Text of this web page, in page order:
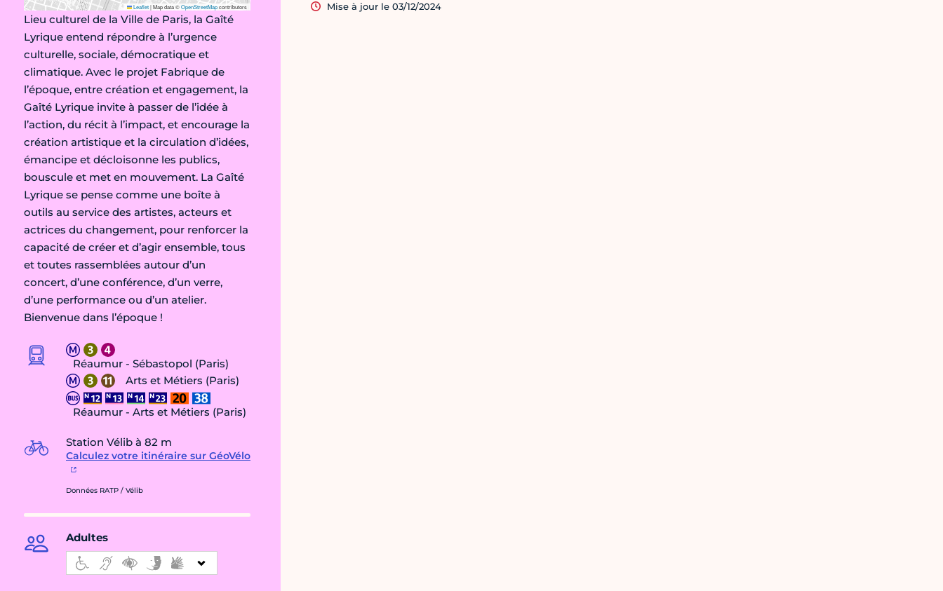
Leaflet|Map data ©OpenStreetMapcontributors
Lieu culturel de la Ville de Paris, la Gaîté
Lyrique entend répondre à l’urgence
culturelle, sociale, démocratique et
climatique. Avec le projet Fabrique de
l’époque, entre création et engagement, la
Gaîté Lyrique invite à passer de l’idée à
l’action, du récit à l’impact, et encourage la
création artistique et la circulation d’idées,
émancipe et décloisonne les publics,
bouscule et met en mouvement. La Gaîté
Lyrique se pense comme une boîte à
outils au service des artistes, acteurs et
actrices du changement, pour renforcer la
capacité de créer et d’agir ensemble, tous
et toutes rassemblées autour d’un
concert, d’une conférence, d’un verre,
d’une performance ou d’un atelier.
Bienvenue dans l’époque !
Réaumur - Sébastopol (Paris)
Arts et Métiers (Paris)
Réaumur - Arts et Métiers (Paris)
Station Vélib à 82 m
Calculez votre itinéraire sur GéoVélo
Données RATP / Vélib
Adultes
Mise à jour le 03/12/2024